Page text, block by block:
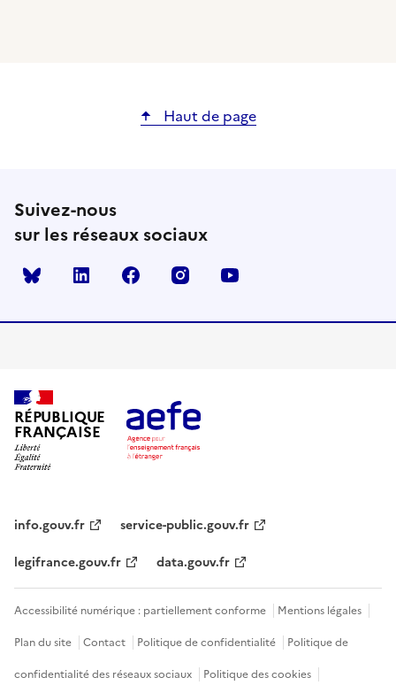
Haut de page
Suivez-nous
sur les réseaux sociaux
Bluesky linkedin facebook instagram
RÉPUBLIQUE
FRANÇAISE
info.gouv.fr
service-public.gouv.fr
legifrance.gouv.fr
data.gouv.fr
Accessibilité numérique : partiellement conforme
Mentions légales
Plan du site
Contact Politique de confidentialité
Politique de
confidentialité des réseaux sociaux
Politique des cookies